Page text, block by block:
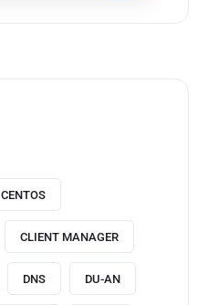
CENTOS
CLIENT MANAGER
DNS DU-AN